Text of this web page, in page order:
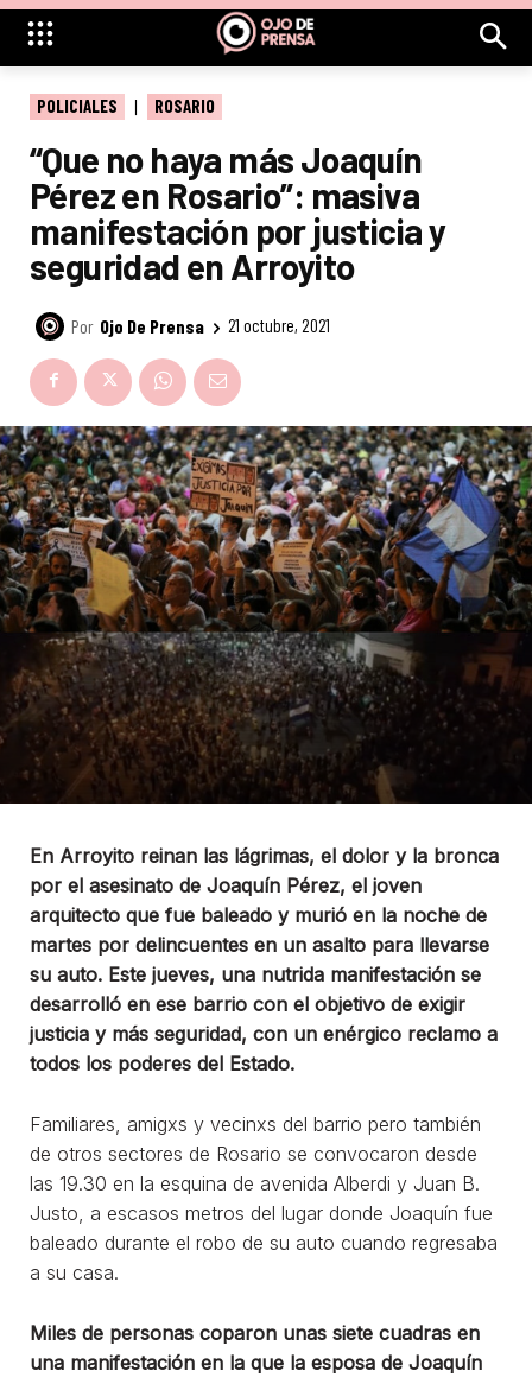
POLICIALES ROSARIO
“Que no haya más Joaquín
Pérez en Rosario”: masiva
manifestación por justicia y
seguridad en Arroyito
Por Ojo De Prensa 21 octubre, 2021
En Arroyito reinan las lágrimas, el dolor y la bronca
por el asesinato de Joaquín Pérez, el joven
arquitecto que fue baleado y murió en la noche de
martes por delincuentes en un asalto para llevarse
su auto. Este jueves, una nutrida manifestación se
desarrolló en ese barrio con el objetivo de exigir
justicia y más seguridad, con un enérgico reclamo a
todos los poderes del Estado.
Familiares, amigxs y vecinxs del barrio pero también
de otros sectores de Rosario se convocaron desde
las 19.30 en la esquina de avenida Alberdi y Juan B.
Justo, a escasos metros del lugar donde Joaquín fue
baleado durante el robo de su auto cuando regresaba
a su casa.
Miles de personas coparon unas siete cuadras en
una manifestación en la que la esposa de Joaquín